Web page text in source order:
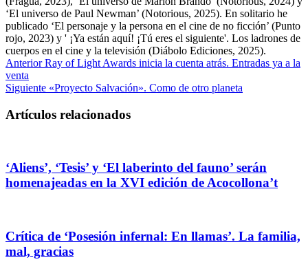
‘El universo de Paul Newman’ (Notorious, 2025). En solitario he
publicado ‘El personaje y la persona en el cine de no ficción’ (Punto
rojo, 2023) y ' ¡Ya están aquí! ¡Tú eres el siguiente'. Los ladrones de
cuerpos en el cine y la televisión (Diábolo Ediciones, 2025).
AnteriorRay of Light Awards inicia la cuenta atrás. Entradas ya a la
venta
Siguiente «Proyecto Salvación». Como de otro planeta
Artículos relacionados
‘Aliens’, ‘Tesis’ y ‘El laberinto del fauno’ serán
homenajeadas en la XVI edición de Acocollona’t
Crítica de ‘Posesión infernal: En llamas’. La familia,
mal, gracias